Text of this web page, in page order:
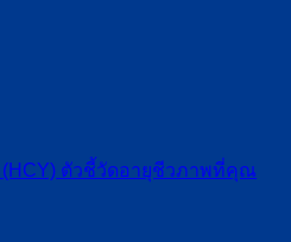
(HCY) ตัวชี้วัดอายุชีวภาพที่คุณ